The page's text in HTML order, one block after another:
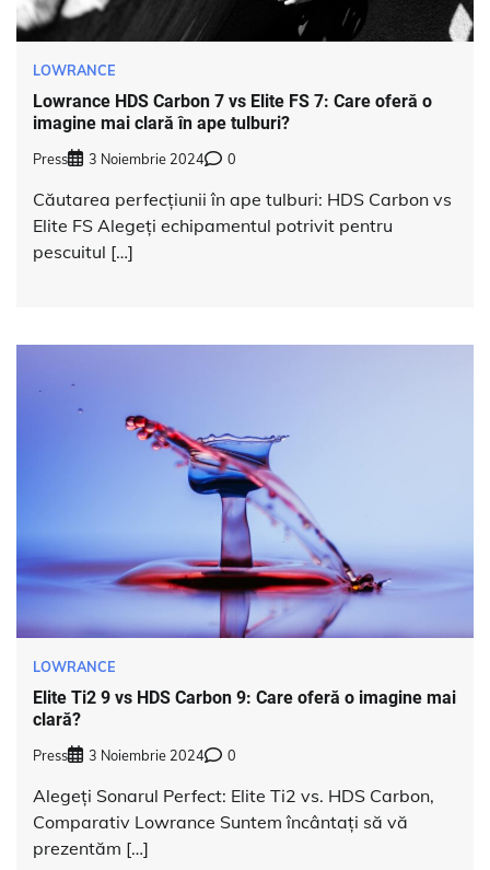
LOWRANCE
Lowrance HDS Carbon 7 vs Elite FS 7: Care oferă o
imagine mai clară în ape tulburi?
Press 3 Noiembrie 2024 0
Căutarea perfecțiunii în ape tulburi: HDS Carbon vs
Elite FS Alegeți echipamentul potrivit pentru
pescuitul […]
LOWRANCE
Elite Ti2 9 vs HDS Carbon 9: Care oferă o imagine mai
clară?
Press 3 Noiembrie 2024 0
Alegeți Sonarul Perfect: Elite Ti2 vs. HDS Carbon,
Comparativ Lowrance Suntem încântați să vă
prezentăm […]